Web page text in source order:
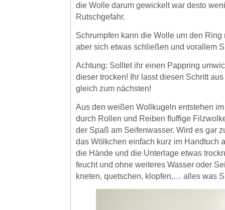
die Wolle darum gewickelt war desto
Rutschgefahr.
Schrumpfen kann die Wolle um den Ring
aber sich etwas schließen und vorallem
Achtung: Solltet ihr einen Pappring
dieser trocken! Ihr lasst diesen Schritt
gleich zum nächsten!
Aus den weißen Wollkugeln entstehen
durch Rollen und Reiben fluffige
der Spaß am Seifenwasser. Wird es gar
das Wölkchen einfach kurz im Handtuch
die Hände und die Unterlage etwas
feucht und ohne weiteres Wasser oder
kneten, quetschen, klopfen,… alles was